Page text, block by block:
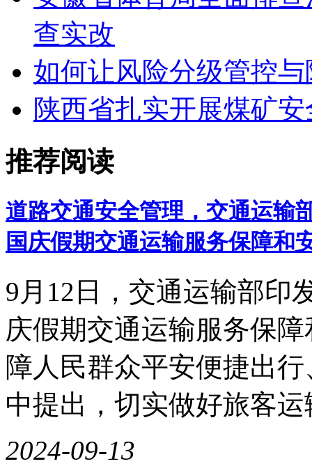
查实改
如何让风险分级管控
陕西省扎实开展煤矿
推荐阅读
道路交通安全管理，交通运输
国庆假期交通运输服务保障和
9月12日，交通运输部印
庆假期交通运输服务保
障人民群众平安便捷出
中提出，切实做好旅客
2024-09-13